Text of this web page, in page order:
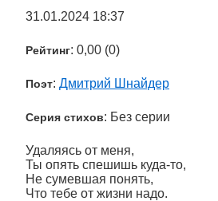
31.01.2024 18:37
Рейтинг: 0,00 (0)
Поэт: Дмитрий Шнайдер
Серия стихов: Без серии
Удаляясь от меня,
Ты опять спешишь куда-то,
Не сумевшая понять,
Что тебе от жизни надо.